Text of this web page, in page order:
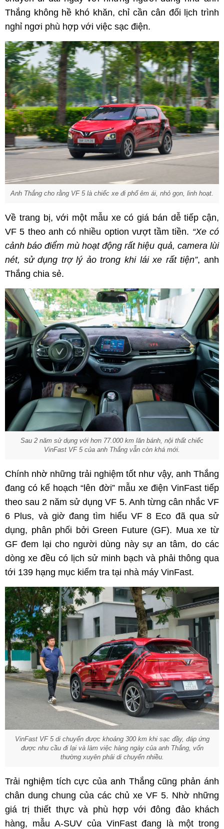
Thắng không hề khó khăn, chỉ cần cân đối lịch trình
nghỉ ngơi phù hợp với việc sạc điện.
Anh Thắng cho rằng VF 5 là chiếc xe đi phố êm ái, nhỏ gọn, linh hoạt.
Về trang bị, với một mẫu xe có giá bán dễ tiếp cận,
VF 5 theo anh có nhiều option vượt tầm tiền. “Xe có
cảnh báo điểm mù hoạt động rất hiệu quả, camera lùi
nét, sử dụng trợ lý ảo trong khi lái xe rất tiện”, anh
Thắng chia sẻ.
Sau 2 năm sử dụng với hơn 77.000 km lăn bánh, nội thất chiếc
VinFast VF 5 của anh Thắng vẫn còn khá mới.
Chính nhờ những trải nghiệm tốt như vậy, anh Thắng
đang có kế hoạch “lên đời” mẫu xe điện VinFast tiếp
theo sau 2 năm sử dụng VF 5. Anh từng cân nhắc VF
6 Plus, và giờ đang tìm hiểu VF 8 Eco đã qua sử
dụng, phân phối bởi Green Future (GF). Mua xe từ
GF đem lại cho người dùng này sự an tâm, do các
dòng xe đều có lịch sử minh bạch và phải thông qua
tới 139 hạng mục kiểm tra tại nhà máy VinFast.
VinFast VF 5 di chuyển được khoảng 300 km khi sạc đầy, đáp ứng
được nhu cầu đi lại và làm việc hàng ngày của anh Thắng, vốn
thường xuyên phải di chuyển nhiều.
Trải nghiệm tích cực của anh Thắng cũng phản ánh
chân dung chung của các chủ xe VF 5. Nhờ những
giá trị thiết thực và phù hợp với đông đảo khách
hàng, mẫu A-SUV của VinFast đang là một trong